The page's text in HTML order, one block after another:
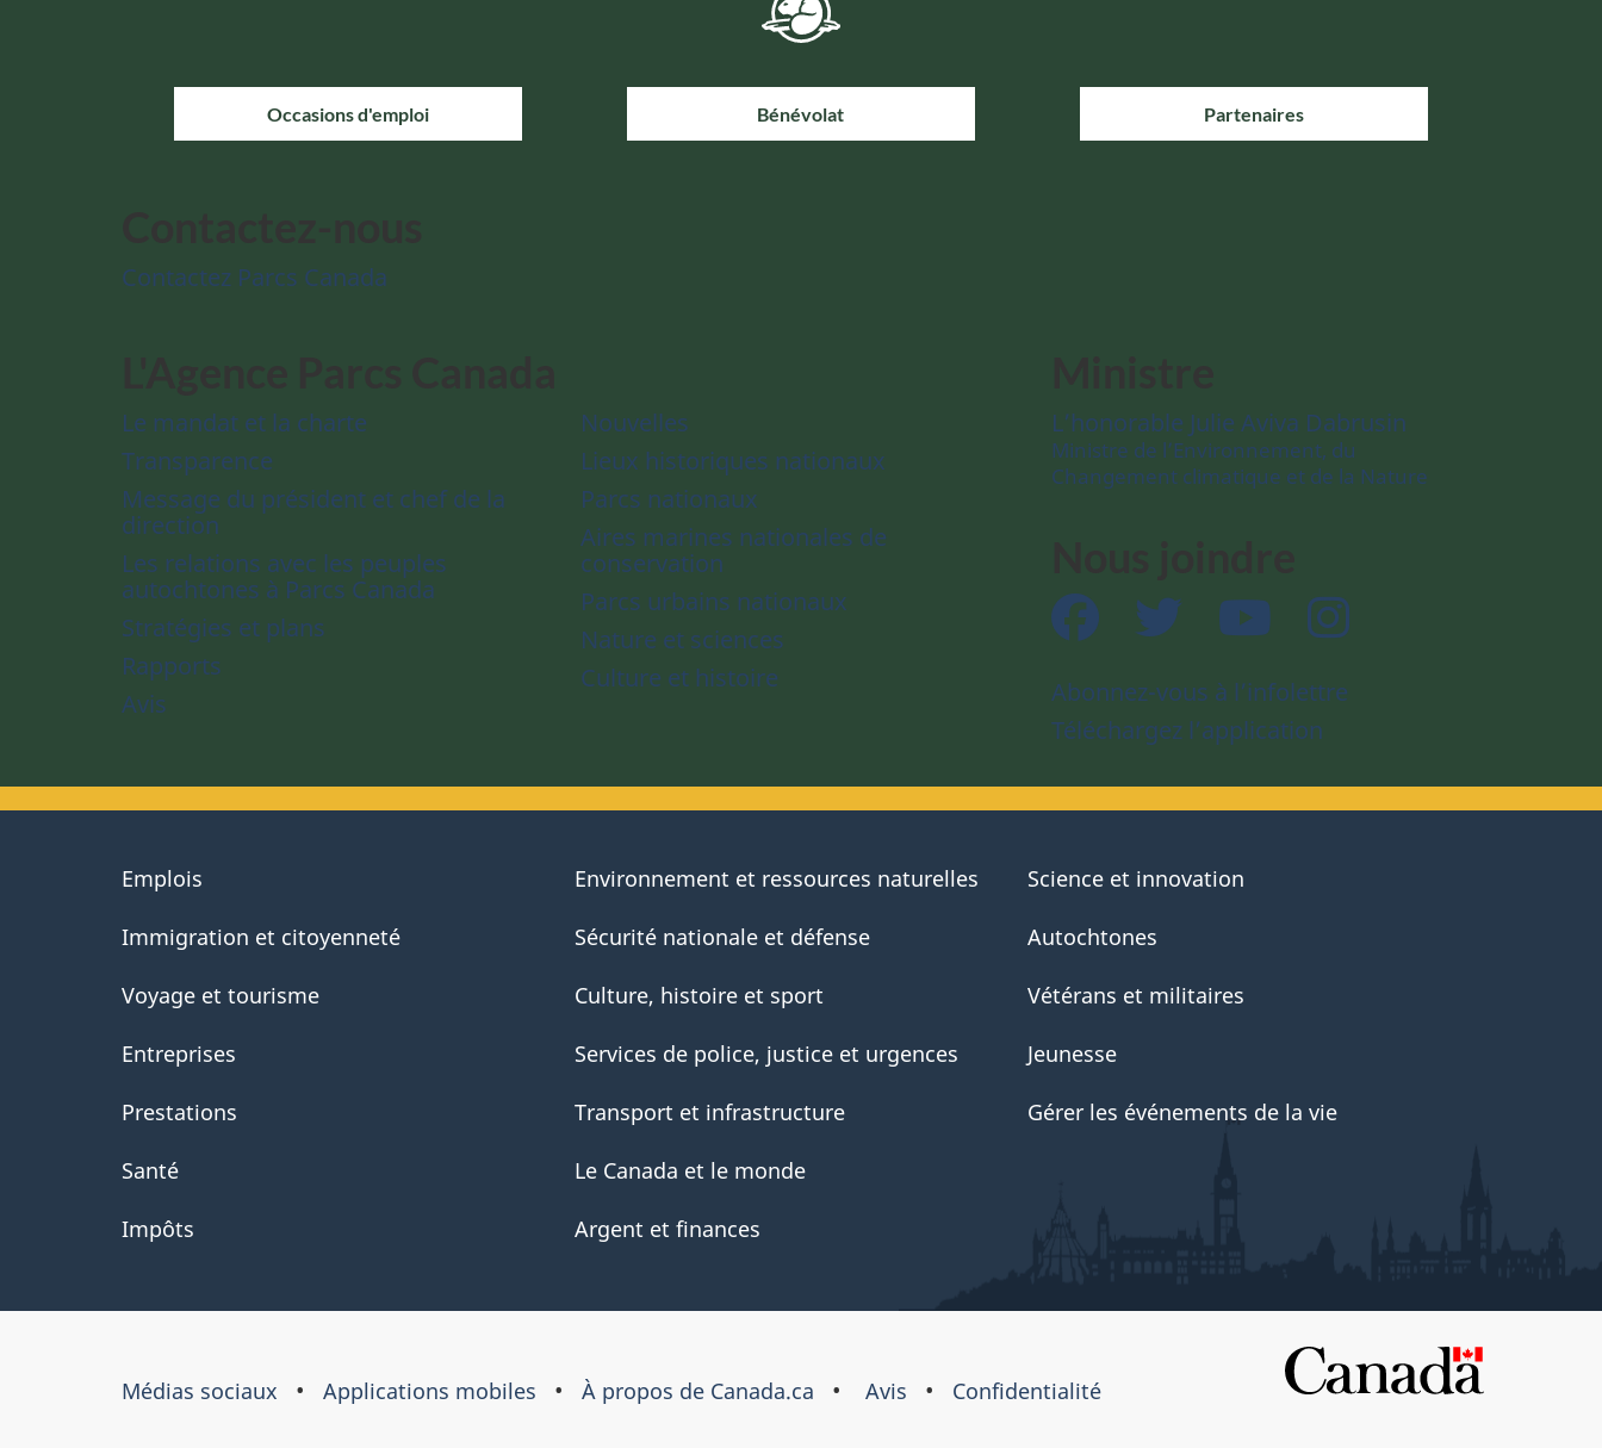
Occasions d'emploi Bénévolat Partenaires
Contactez Parcs Canada
Le mandat et la charte
Transparence
Message du président et chef de la
direction
Les relations avec les peuples
autochtones à Parcs Canada
Stratégies et plans
Rapports
Avis
Nouvelles
Lieux historiques nationaux
Parcs nationaux
Aires marines nationales de
conservation
Parcs urbains nationaux
Nature et sciences
Culture et histoire
L’honorable Julie Aviva Dabrusin
Ministre de l’Environnement, du
Changement climatique et de la Nature
Facebook Twitter YouTube
Abonnez-vous à l’infolettre
Téléchargez l’application
About
Emplois
Immigration et citoyenneté
Voyage et tourisme
Entreprises
Prestations
Santé
Impôts
Environnement et ressources naturelles
Sécurité nationale et défense
Culture, histoire et sport
Services de police, justice et urgences
Transport et infrastructure
Le Canada et le monde
Argent et finances
Science et innovation
Autochtones
Vétérans et militaires
Jeunesse
Gérer les événements de la vie
À
propos
Médias sociaux Applications mobiles À propos de Canada.ca Avis Confidentialité